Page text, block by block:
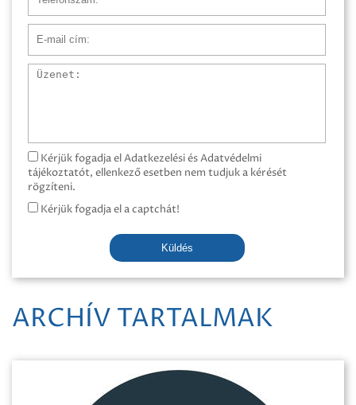
E-mail cím
Üzenet
Kérjük fogadja el Adatkezelési és Adatvédelmi
tájékoztatót, ellenkező esetben nem tudjuk a kérését
rögzíteni.
Kérjük fogadja el a captchát!
Küldés
ARCHÍV TARTALMAK